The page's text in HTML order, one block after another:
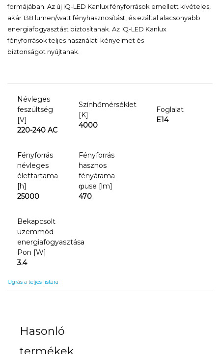
formájában. Az új iQ-LED Kanlux fényforrások emellett kivételes,
akár 138 lumen/watt fényhasznosítást, és ezáltal alacsonyabb
energiafogyasztást biztosítanak. Az IQ-LED Kanlux
fényforrásokteljes használati kényelmet és
biztonságot nyújtanak.
Névleges
feszültség
[V]
220-240 AC
Színhőmérséklet
[K]
4000
Foglalat
E14
Fényforrás
névleges
élettartama
[h]
25000
Fényforrás
hasznos
fényárama
ჶuse [lm]
470
Bekapcsolt
üzemmód
energiafogyasztása
Pon [W]
3.4
Ugrás a teljes listára
Hasonló